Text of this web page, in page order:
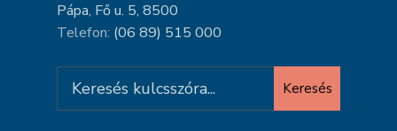
Pápa, Fő u. 5, 8500
Telefon: (06 89) 515 000
for:
Keresés